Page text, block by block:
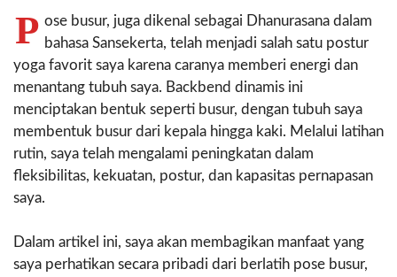
P ose busur, juga dikenal sebagai Dhanurasana dalam
bahasa Sansekerta, telah menjadi salah satu postur
yoga favorit saya karena caranya memberi energi dan
menantang tubuh saya. Backbend dinamis ini
menciptakan bentuk seperti busur, dengan tubuh saya
membentuk busur dari kepala hingga kaki. Melalui latihan
rutin, saya telah mengalami peningkatan dalam
fleksibilitas, kekuatan, postur, dan kapasitas pernapasan
saya.
Dalam artikel ini, saya akan membagikan manfaat yang
saya perhatikan secara pribadi dari berlatih pose busur,